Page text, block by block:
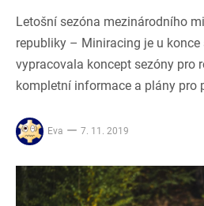
Letošní sezóna mezinárodního
republiky – Miniracing je u konce
vypracovala koncept sezóny pro
kompletní informace a plány pro
Eva 7. 11. 2019